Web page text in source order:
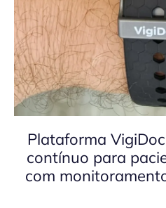
Plataforma
contínuo para
com